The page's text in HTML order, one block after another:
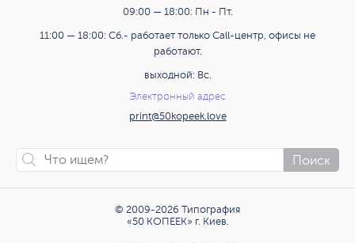
09:00 — 18:00: Пн - Пт.
11:00 — 18:00: Сб.- работает только Call-центр, офисы не
работают.
выходной: Вс.
Электронный адрес
print@50kopeek.love
Поиск
© 2009-2026 Типография
«50 КОПЕЕК» г. Киев.